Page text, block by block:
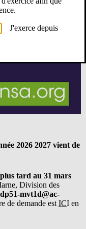
2026 2027 vient de
tard au 31 mars
Division des
mvt1d@ac-
de demande estICI en
J'exerce depuis